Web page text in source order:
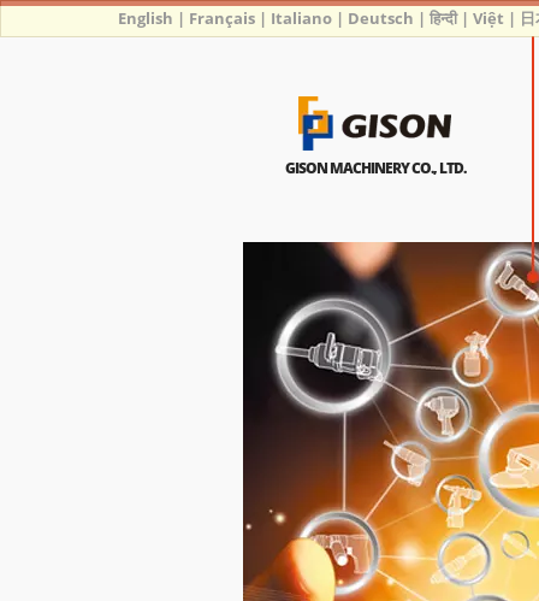
GISON MACHINERY CO., LTD.
English | Français | Italiano | Deutsch |हिन्दी|Việt |